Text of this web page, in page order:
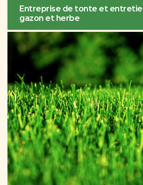
Entreprise de tonte et
gazon et herbe